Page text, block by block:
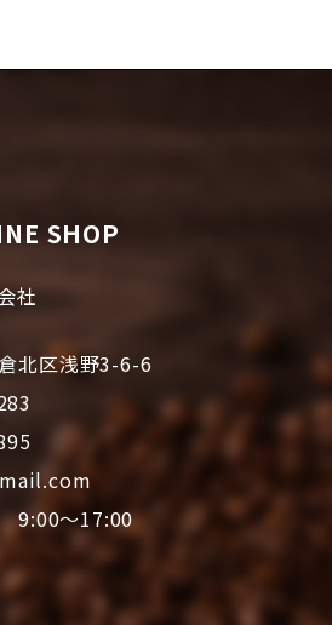
SHOP
社
北区浅野3-6-6
9:00～17:00